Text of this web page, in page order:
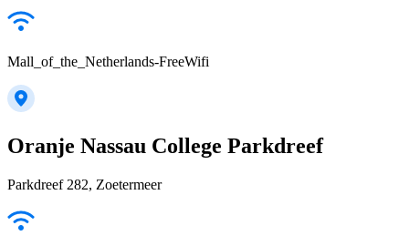
Mall_of_the_Netherlands-FreeWifi
Oranje Nassau College Parkdreef
Parkdreef 282, Zoetermeer